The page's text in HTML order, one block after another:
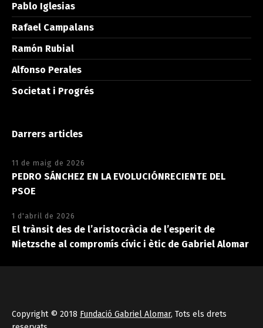
Pablo Iglesias
Rafael Campalans
Ramón Rubial
Alfonso Perales
Societat i Progrés
Darrers articles
11 de maig de 2026
PEDRO SÁNCHEZ EN LA EVOLUCIÓNRECIENTE DEL
PSOE
1 d'abril de 2026
El trànsit des de l’aristocràcia de l’esperit de
Nietzsche al compromís cívic i ètic de Gabriel Alomar
Copyright © 2018 Fundació Gabriel Alomar, Tots els drets